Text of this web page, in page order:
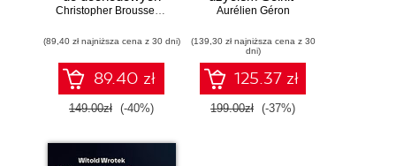
produktów
Christopher Brousseau Matt Sharp
(89,40 zł najniższa cena z 30 dni)
89.40 zł
149.00zł (-40%)
Learn i PyTorch.
narzędzia i techniki
umożliwiające
konstruowanie
inteligentnych
systemów
Aurélien Géron
(139,30 zł najniższa cena z 30
dni)
125.37 zł
199.00zł (-37%)